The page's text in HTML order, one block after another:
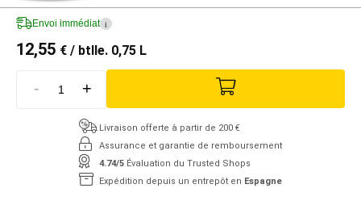
Envoi immédiat i
12,55 € / btlle. 0,75 L
- +
Livraison offerte à partir de 200 €
Assurance et garantie de remboursement
4.74/5 Évaluation du Trusted Shops
Expédition depuis un entrepôt en Espagne